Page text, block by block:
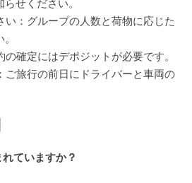
せください。
い：グループの人数と荷物に応じた
の確定にはデポジットが必要です。
ご旅行の前日にドライバーと車両の
ていますか？